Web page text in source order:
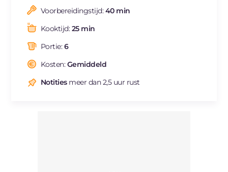
FR
BR
Voorbereidingstijd:40 min
Kooktijd:25 min
Portie:6
Kosten:Gemiddeld
Notitiesmeer dan 2,5 uur rust